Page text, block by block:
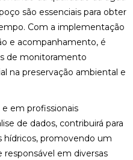
são essenciais para obter
Com a implementação
e acompanhamento, é
de monitoramento
na preservação ambiental e
em profissionais
de dados, contribuirá para
hídricos, promovendo um
em diversas